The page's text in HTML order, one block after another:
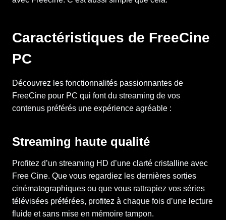
Caractéristiques de FreeCine
PC
Découvrez les fonctionnalités passionnantes de
FreeCine pour PC qui font du streaming de vos
contenus préférés une expérience agréable :
Streaming haute qualité
Profitez d’un streaming HD d’une clarté cristalline avec
Free Cine. Que vous regardiez les dernières sorties
cinématographiques ou que vous rattrapiez vos séries
télévisées préférées, profitez à chaque fois d’une lecture
fluide et sans mise en mémoire tampon.